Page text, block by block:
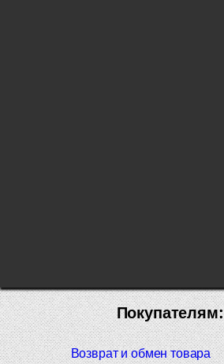
Покупателям:
Возврат и обмен товара